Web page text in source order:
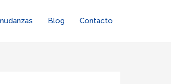
Blog Contacto